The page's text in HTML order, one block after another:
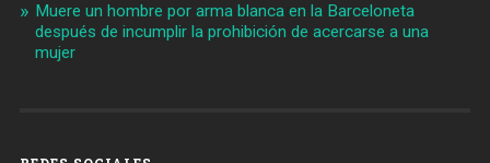
Muere un hombre por arma blanca en la Barceloneta
después de incumplir la prohibición de acercarse a una
mujer